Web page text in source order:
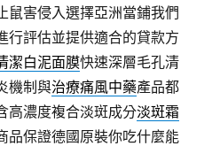
鼠害侵入選擇亞洲當鋪我們
行評估並提供適合的貸款方
潔白泥面膜快速深層毛孔清
機制與治療痛風中藥產品都
高濃度複合淡斑成分淡斑霜
品保證德國原裝你吃什麼能